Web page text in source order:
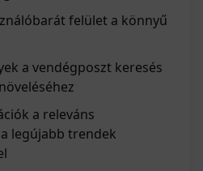
felület a könnyű
a vendégposzt keresés
a releváns
legújabb trendek